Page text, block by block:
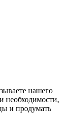
нашего
необходимости,
и продумать